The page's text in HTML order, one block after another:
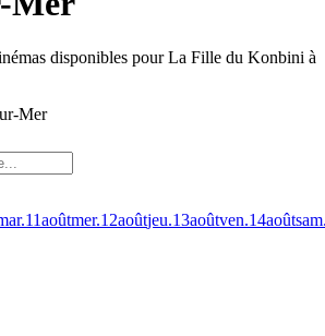
disponibles pour La Fille du Konbini à
Mer
11aoûtmer.12aoûtjeu.13aoûtven.14août